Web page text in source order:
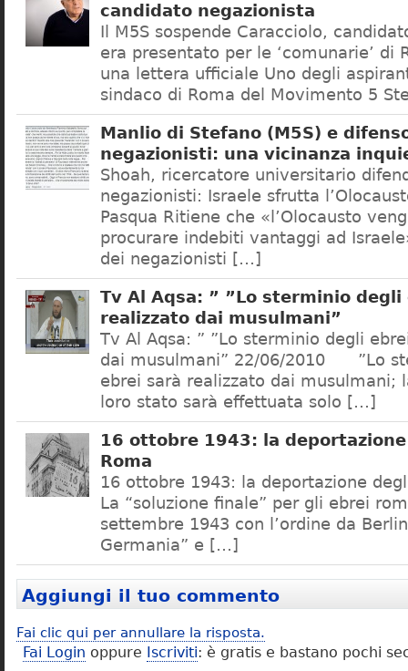
candidato negazionista
Il M5S sospende Caracciolo,
era presentato per le ‘comunarie’ di
una lettera ufficiale Uno degli
sindaco di Roma del Movimento 5
Manlio di Stefano (M5S) e
negazionisti: una vicinanza
Shoah, ricercatore universitario
negazionisti: Israele sfrutta
Pasqua Ritiene che «l’Olocausto
procurare indebiti vantaggi ad
dei negazionisti […]
Tv Al Aqsa: ” ”Lo sterminio degli
realizzato dai musulmani”
Tv Al Aqsa: ” ”Lo sterminio degli
dai musulmani” 22/06/2010 ”Lo
ebrei sarà realizzato dai musulmani;
loro stato sarà effettuata solo […]
16 ottobre 1943: la
Roma
16 ottobre 1943: la deportazione
La “soluzione finale” per gli ebrei
settembre 1943 con l’ordine da
Germania” e […]
Aggiungi il tuo commento
Fai clic qui per annullare la risposta.
Fai Login oppure Iscriviti: è gratis e bastano pochi